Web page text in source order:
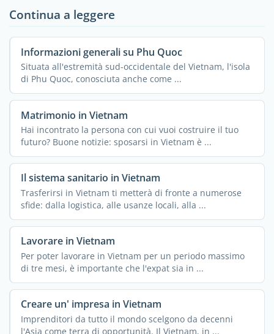
Continua a leggere
Informazioni generali su Phu Quoc
Situata all'estremità sud-occidentale del Vietnam, l'isola
di Phu Quoc, conosciuta anche come ...
Matrimonio in Vietnam
Hai incontrato la persona con cui vuoi costruire il tuo
futuro? Buone notizie: sposarsi in Vietnam è ...
Il sistema sanitario in Vietnam
Trasferirsi in Vietnam ti metterà di fronte a numerose
sfide: dalla logistica, alle usanze locali, alla ...
Lavorare in Vietnam
Per poter lavorare in Vietnam per un periodo massimo
di tre mesi, è importante che l'expat sia in ...
Creare un' impresa in Vietnam
Imprenditori da tutto il mondo scelgono da decenni
l'Asia come terra di opportunità. Il Vietnam, in ...